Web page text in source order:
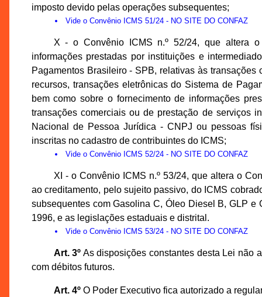
imposto devido pelas operações subsequentes;
Video Convênio ICMS 51/24 - NO SITE DO CONFAZ
X - o Convênio ICMS n.º 52/24, que altera
informações prestadas por instituições e
Pagamentos Brasileiro - SPB, relativas às
recursos, transações eletrônicas do Sistema de
bem como sobre o fornecimento de informações
transações comerciais ou de prestação de serviços
Nacional de Pessoa Jurídica - CNPJ ou pessoas
inscritas no cadastro de contribuintes do ICMS;
Video Convênio ICMS 52/24 - NO SITE DO CONFAZ
XI - o Convênio ICMS n.º 53/24, que altera o
ao creditamento, pelo sujeito passivo, do ICMS
subsequentes com Gasolina C, Óleo Diesel B, GLP e
1996, e as legislações estaduais e distrital.
Video Convênio ICMS 53/24 - NO SITE DO CONFAZ
Art. 3º As disposições constantes desta Lei não
com débitos futuros.
Art. 4ºO Poder Executivo fica autorizado a